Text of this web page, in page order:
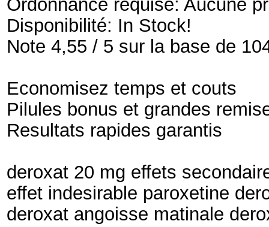
Ordonnance requise: Aucune
Disponibilité: In Stock!
Note 4,55 / 5 sur la base de
Economisez temps et couts
Pilules bonus et grandes
Resultats rapides garantis
deroxat 20 mg effets
effet indesirable paroxetine
deroxat angoisse matinale